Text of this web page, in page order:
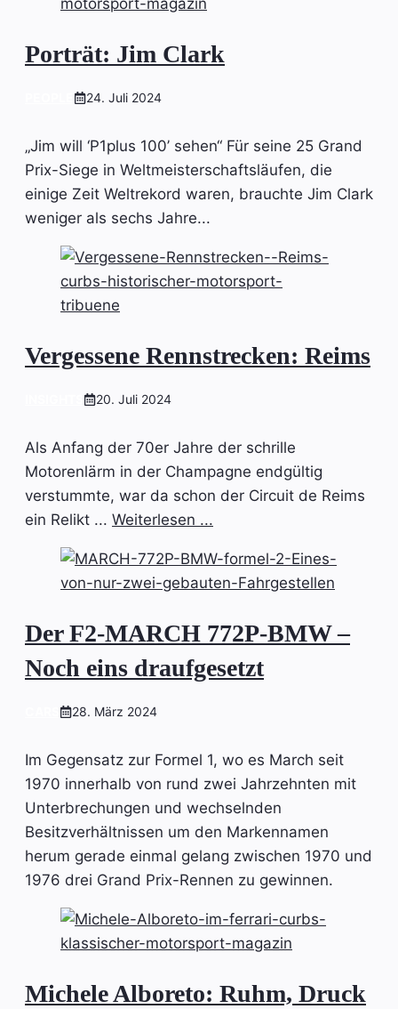
Porträt: Jim Clark
24. Juli 2024
„Jim will ‘P1plus 100’ sehen“ Für seine 25 Grand
Prix-Siege in Weltmeisterschaftsläufen, die
einige Zeit Weltrekord waren, brauchte Jim Clark
weniger als sechs Jahre...
Vergessene Rennstrecken: Reims
20. Juli 2024
Als Anfang der 70er Jahre der schrille
Motorenlärm in der Champagne endgültig
verstummte, war da schon der Circuit de Reims
ein Relikt ... Weiterlesen ...
Der F2-MARCH 772P-BMW –
Noch eins draufgesetzt
28. März 2024
Im Gegensatz zur Formel 1, wo es March seit
1970 innerhalb von rund zwei Jahrzehnten mit
Unterbrechungen und wechselnden
Besitzverhältnissen um den Markennamen
herum gerade einmal gelang zwischen 1970 und
1976 drei Grand Prix-Rennen zu gewinnen.
Michele Alboreto: Ruhm, Druck